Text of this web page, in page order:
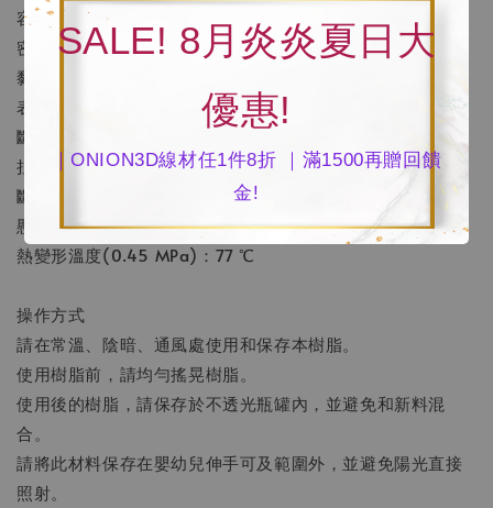
SALE! 8月炎炎夏日大
優惠!
｜ONION3D線材任1件8折 ｜滿1500再贈回饋
金!
容量：每罐1公斤裝
密度：1.10 g/cm3
黏度：280-380 cP
表面硬度：82 Shore D
斷裂拉伸強度：43 MPa
拉伸模數：1730 MPa
斷裂伸長率：8 %
懸臂樑衝擊強度(切口)：10.00 J/m
熱變形溫度(0.45 MPa)：77 ℃
操作方式
請在常溫、陰暗、通風處使用和保存本樹脂。
使用樹脂前，請均勻搖晃樹脂。
使用後的樹脂，請保存於不透光瓶罐內，並避免和新料混
合。
請將此材料保存在嬰幼兒伸手可及範圍外，並避免陽光直接
照射。